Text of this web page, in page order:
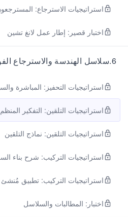
استراتيجيات الاسترجاع:
اختبار قصير: إطار عمل لانغ تشين
6
.سلاسل الهندسة والاسترجاع
استراتيجيات التحفيز: المباشرة
استراتيجيات التلقين: التفكير المنظم
استراتيجيات التلقين: نماذج التلقين
استراتيجيات التركيب: شرح بناء
استراتيجيات التركيب: تطبيق
اختبار: المطالبات والسلاسل